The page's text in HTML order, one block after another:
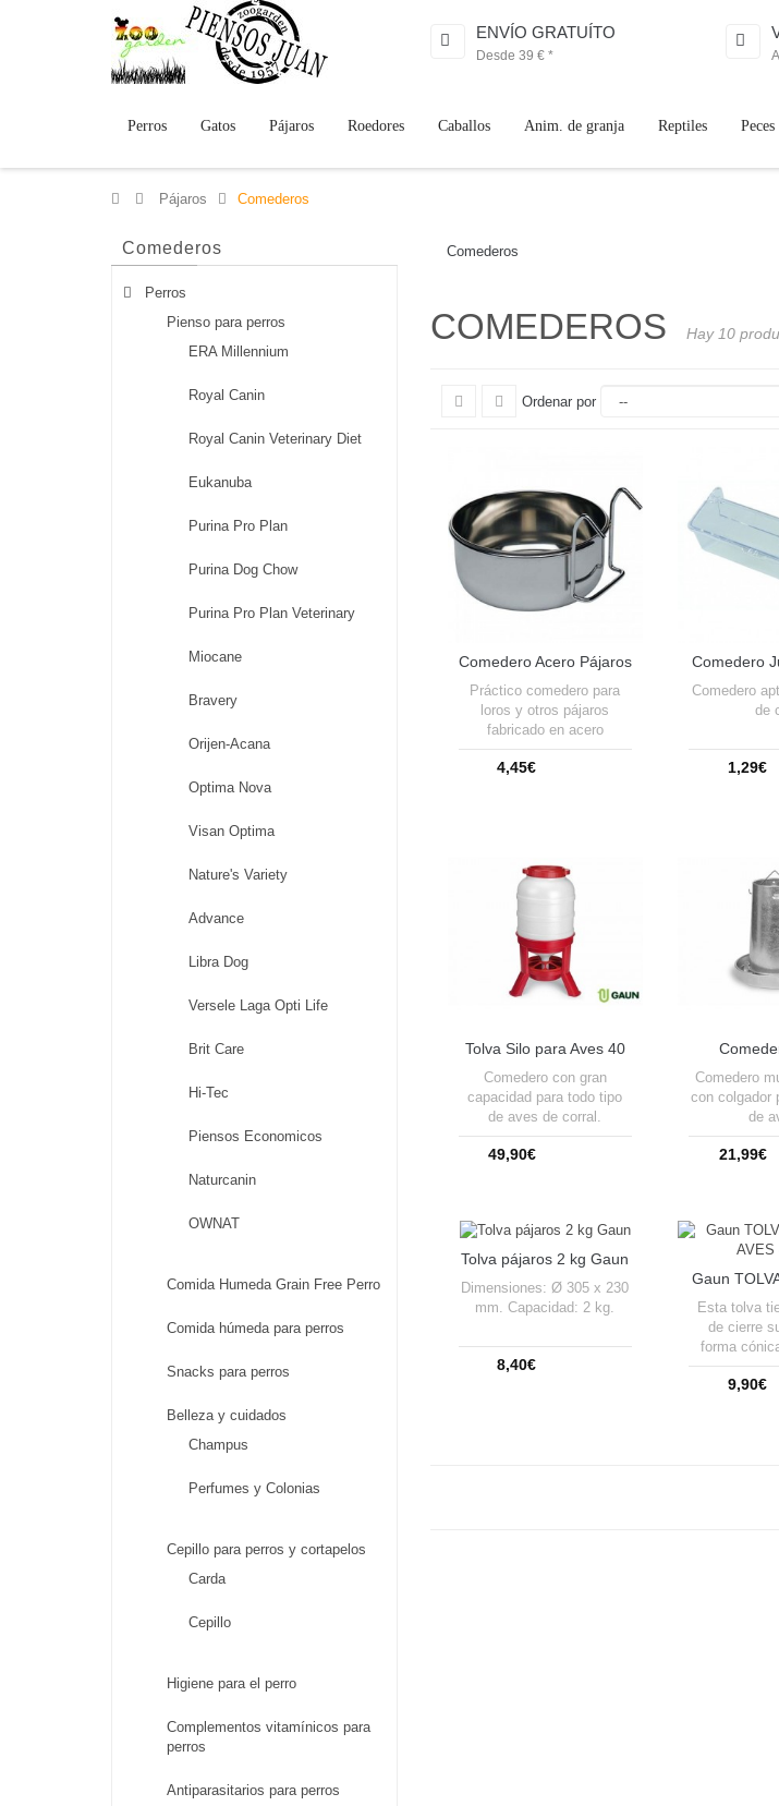
ENVÍO GRATUÍTO
Desde 39 € *
Perros Gatos Pájaros Roedores Caballos Anim. de granja Reptiles Peces
> Pájaros > Comederos
Comederos
Perros
Pienso para perros
ERA Millennium
Royal Canin
Royal Canin Veterinary Diet
Eukanuba
Purina Pro Plan
Purina Dog Chow
Purina Pro Plan Veterinary
Miocane
Bravery
Orijen-Acana
Optima Nova
Visan Optima
Nature's Variety
Advance
Libra Dog
Versele Laga Opti Life
Brit Care
Hi-Tec
Piensos Economicos
Naturcanin
OWNAT
Comida Humeda Grain Free Perro
Comida húmeda para perros
Snacks para perros
Belleza y cuidados
Champus
Perfumes y Colonias
Cepillo para perros y cortapelos
Carda
Cepillo
Higiene para el perro
Complementos vitamínicos para
perros
Antiparasitarios para perros
Comederos
COMEDEROS Hay 10
Ordenar por
Comedero Acero Pájaros
Práctico comedero para
loros y otros pájaros
fabricado en acero
inoxidable muy resistente.
El comedero Sirio es un
4,45€
Comedero
Comedero
de
1,29€
Tolva Silo para Aves 40
Comedero con gran
capacidad para todo tipo
de aves de corral.
49,90€
Comedero
con colgador
de
21,99€
Tolva pájaros 2 kg Gaun
Dimensiones: Ø 305 x 230
mm. Capacidad: 2 kg.
8,40€
Gaun
Esta tolva
de cierre
forma
está
niveles
9,90€